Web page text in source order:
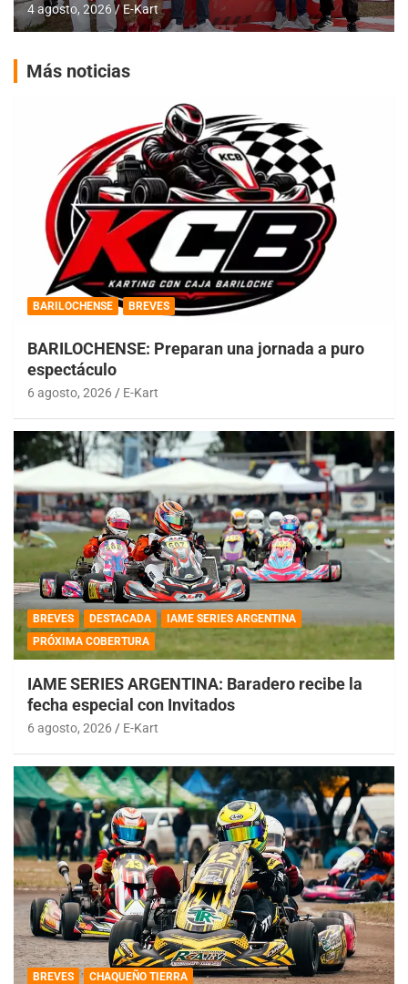
4 agosto, 2026 E-Kart
Más noticias
BARILOCHENSE BREVES
BARILOCHENSE: Preparan una jornada a puro
espectáculo
6 agosto, 2026 E-Kart
BREVES DESTACADA
IAME SERIES ARGENTINA
PRÓXIMA COBERTURA
IAME SERIES ARGENTINA: Baradero recibe la
fecha especial con Invitados
6 agosto, 2026 E-Kart
BREVES CHAQUEÑO TIERRA